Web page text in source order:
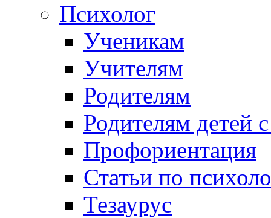
Психолог
Ученикам
Учителям
Родителям
Родителям детей
Профориентация
Статьи по
Тезаурус